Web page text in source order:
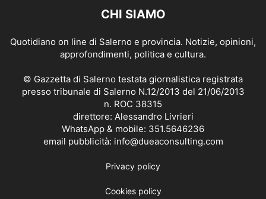
CHI SIAMO
Quotidiano on line di Salerno e provincia. Notizie, opinioni,
approfondimenti, politica e cultura.
© Gazzetta di Salerno testata giornalistica registrata
presso tribunale di Salerno N.12/2013 del 21/06/2013
n. ROC 38315
direttore: Alessandro Livrieri
WhatsApp & mobile: 351.5646236
email pubblicità: info@dueaconsulting.com
Privacy policy
Cookies policy